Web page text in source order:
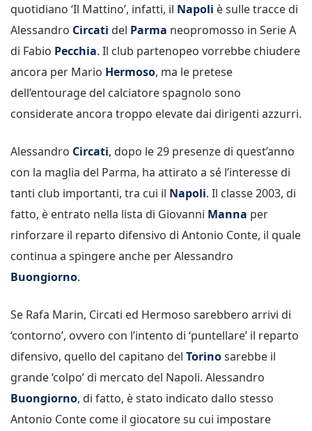
quotidiano ‘Il Mattino’, infatti, il Napoli è sulle tracce di
Alessandro Circati del Parma neopromosso in Serie A
di Fabio Pecchia. Il club partenopeo vorrebbe chiudere
ancora per Mario Hermoso, ma le pretese
dell’entourage del calciatore spagnolo sono
considerate ancora troppo elevate dai dirigenti azzurri.
Alessandro Circati, dopo le 29 presenze di quest’anno
con la maglia del Parma, ha attirato a sé l’interesse di
tanti club importanti, tra cui il Napoli. Il classe 2003, di
fatto, è entrato nella lista di Giovanni Manna per
rinforzare il reparto difensivo di Antonio Conte, il quale
continua a spingere anche per Alessandro
Buongiorno.
Se Rafa Marin, Circati ed Hermoso sarebbero arrivi di
‘contorno’, ovvero con l’intento di ‘puntellare’ il reparto
difensivo, quello del capitano del Torinosarebbe il
grande ‘colpo’ di mercato del Napoli. Alessandro
Buongiorno, di fatto, è stato indicato dallo stesso
Antonio Conte come il giocatore su cui impostare